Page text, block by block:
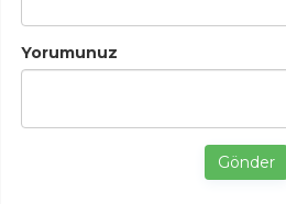
Yorumunuz
Gönder